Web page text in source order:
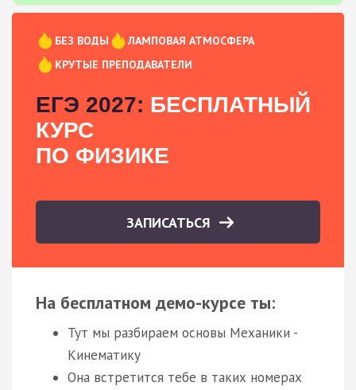
БЕЗ ВОДЫ
ЛАМПОВАЯ АТМОСФЕРА
КРУТЫЕ ПРЕПОДАВАТЕЛИ
ЕГЭ 2027: БЕСПЛАТНЫЙ
КУРС
ПО ФИЗИКЕ
ЗАПИСАТЬСЯ
На бесплатном демо-курсе ты:
Тут мы разбираем основы Механики -
Кинематику
Она встретится тебе в таких номерах